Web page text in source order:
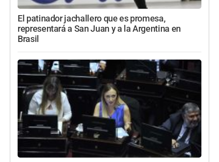
El patinador jachallero que es promesa,
representará a San Juan y a la Argentina en
Brasil